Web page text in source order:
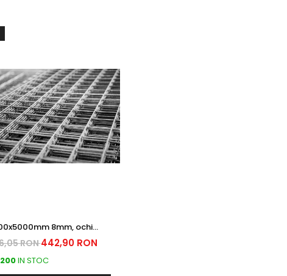
8mm, ochi
mm Standard STAS
PLASA SUDATA
RON442,90 RON
200IN STOC